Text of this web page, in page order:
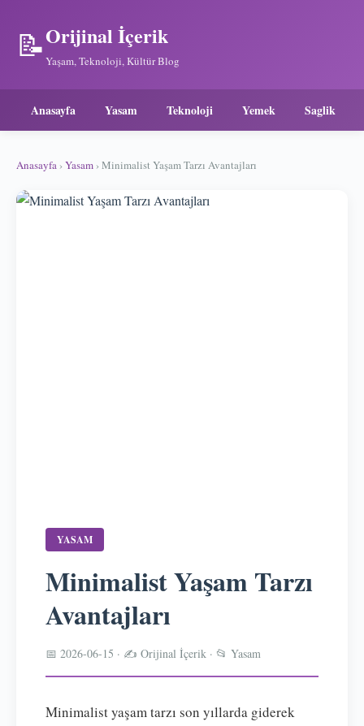
📝Orijinal İçerik
Yaşam, Teknoloji, Kültür Blog
Anasayfa Yasam Teknoloji Yemek Saglik
Anasayfa › Yasam › Minimalist Yaşam Tarzı Avantajları
YASAM
Minimalist Yaşam Tarzı
Avantajları
📅 2026-06-15 · ✍️ Orijinal İçerik · 📂 Yasam
Minimalist yaşam tarzı son yıllarda giderek